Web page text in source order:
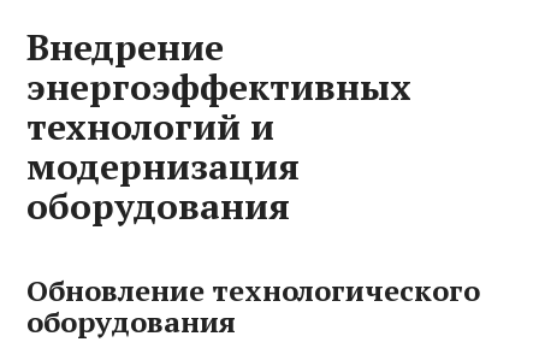
Внедрение
энергоэффективных
технологий и
модернизация
оборудования
Обновление технологического
оборудования